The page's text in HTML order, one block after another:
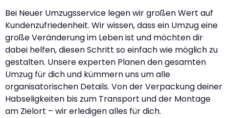
Bei Neuer Umzugsservice legen wir großen Wert auf
Kundenzufriedenheit. Wir wissen, dass ein Umzug eine
große Veränderung im Leben ist und möchten dir
dabei helfen, diesen Schritt so einfach wie möglich zu
gestalten. Unsere experten Planen den gesamten
Umzug für dich und kümmern uns um alle
organisatorischen Details. Von der Verpackung deiner
Habseligkeiten bis zum Transport und der Montage
am Zielort – wir erledigen alles für dich.